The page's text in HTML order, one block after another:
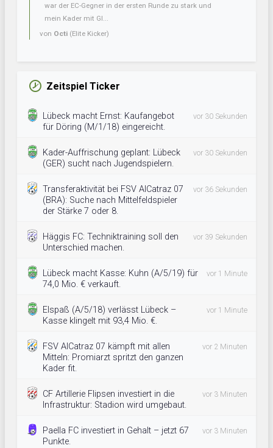
war der EC-Gegner in der ersten Runde zu stark und
mein Kader mit Gl...
von Octi (Elite Kicker)
Zeitspiel Ticker
Lübeck macht Ernst: Kaufangebot
für Döring (M/1/18) eingereicht.
vor 30 Sekunden
Kader-Auffrischung geplant: Lübeck
(GER) sucht nach Jugendspielern.
vor 30 Sekunden
Transferaktivität bei FSV AlCatraz 07
(BRA): Suche nach Mittelfeldspieler
der Stärke 7 oder 8.
vor 36 Sekunden
Häggis FC: Techniktraining soll den
Unterschied machen.
vor 39 Sekunden
Lübeck macht Kasse: Kuhn (A/5/19) für
74,0 Mio. € verkauft.
vor 1 Minute
Elspaß (A/5/18) verlässt Lübeck –
Kasse klingelt mit 93,4 Mio. €.
vor 1 Minute
FSV AlCatraz 07 kämpft mit allen
Mitteln: Promiarzt spritzt den ganzen
Kader fit.
vor 2 Minuten
CF Artillerie Flipsen investiert in die
Infrastruktur: Stadion wird umgebaut.
vor 3 Minuten
Paella FC investiert in Gehalt – jetzt 67
Punkte.
vor 3 Minuten